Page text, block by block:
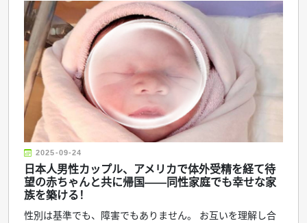
2025-09-24
日本人男性カップル、アメリカで体外受精を経て待
望の赤ちゃんと共に帰国——同性家庭でも幸せな家
族を築ける！
性別は基準でも、障害でもありません。 お互いを理解し合